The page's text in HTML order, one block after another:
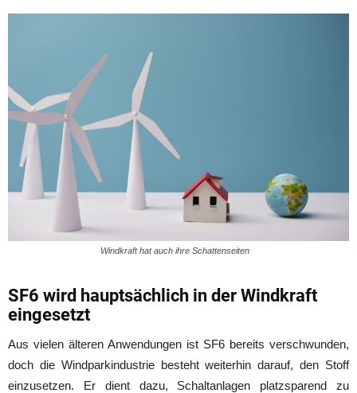
Windkraft hat auch ihre Schattenseiten
SF6 wird hauptsächlich in der Windkraft
eingesetzt
Aus vielen älteren Anwendungen ist SF6 bereits verschwunden,
doch die Windparkindustrie besteht weiterhin darauf, den Stoff
einzusetzen. Er dient dazu, Schaltanlagen platzsparend zu